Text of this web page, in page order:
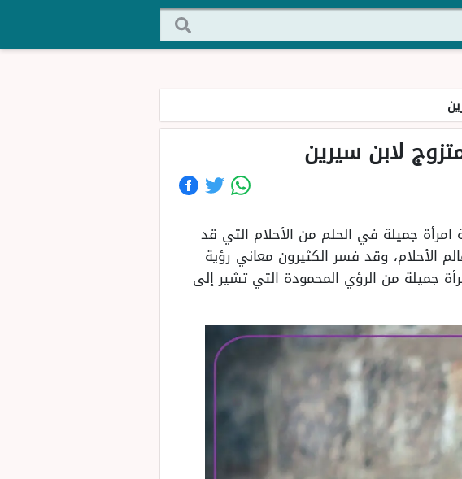
لابن سيرين
امرأة جميلة في الحلم من الأحلام التي قد
الأحلام، وقد فسر الكثيرون معاني رؤية
جميلة من الرؤي المحمودة التي تشير إلى